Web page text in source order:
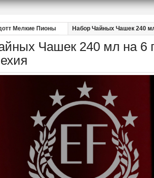
Мелкие Пионы Набор Чайных Чашек 240
Чашек 240 мл на 6